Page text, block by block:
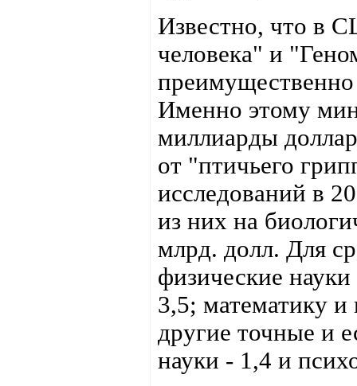
Известно, что в
человека" и
Именно этому
миллиарды
от "птичьего
исследований в
из них на
млрд. долл. Для
физические
3,5; математику
другие точные и
науки - 1,4 и